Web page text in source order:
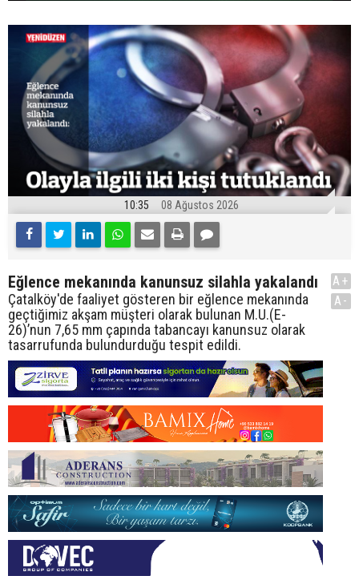
10:35 08 Ağustos 2026
Eğlence mekanında kanunsuz silahla yakalandı
Çatalköy'de faaliyet gösteren bir eğlence mekanında
geçtiğimiz akşam müşteri olarak bulunan M.U.(E-
26)’nun 7,65 mm çapında tabancayı kanunsuz olarak
tasarrufunda bulundurduğu tespit edildi.
A+
A-